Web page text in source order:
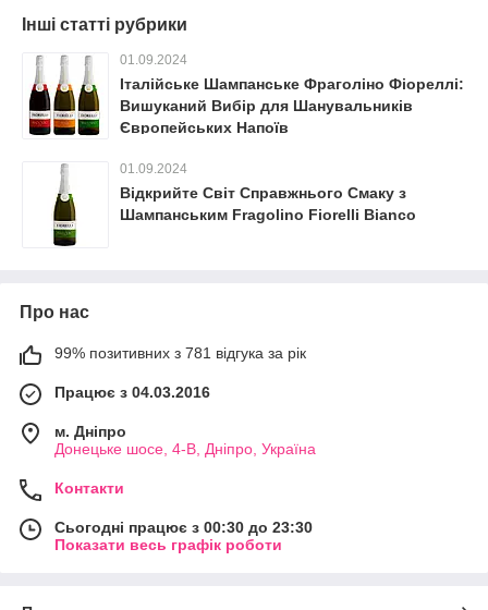
Інші статті рубрики
01.09.2024
Італійське Шампанське Фраголіно Фіореллі:
Вишуканий Вибір для Шанувальників
Європейських Напоїв
01.09.2024
Відкрийте Світ Справжнього Смаку з
Шампанським Fragolino Fiorelli Bianco
Про нас
99% позитивних з 781 відгука за рік
Працює з 04.03.2016
м. Дніпро
Донецьке шосе, 4-В, Дніпро, Україна
Контакти
Сьогодні працює з 00:30 до 23:30
Показати весь графік роботи